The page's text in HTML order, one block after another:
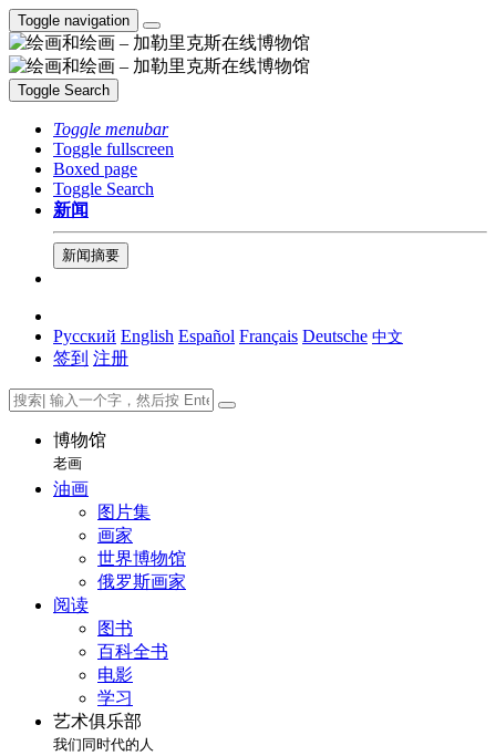
Toggle navigation
Toggle Search
Toggle menubar
Toggle fullscreen
Boxed page
Toggle Search
新闻
新闻摘要
Русский English Español Français Deutsche 中文
签到 注册
博物馆
老画
油画
图片集
画家
世界博物馆
俄罗斯画家
阅读
图书
百科全书
电影
学习
艺术俱乐部
我们同时代的人